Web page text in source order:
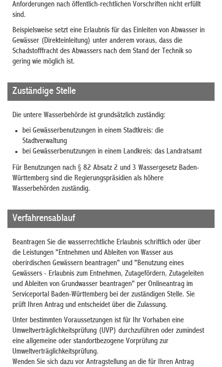
Anforderungen nach öffentlich-rechtlichen Vorschriften nicht erfüllt
sind.
Beispielsweise setzt eine Erlaubnis für das Einleiten von Abwasser in
Gewässer (Direkteinleitung) unter anderem voraus, dass die
Schadstofffracht des Abwassers nach dem Stand der Technik so
gering wie möglich ist.
Zuständige Stelle
Die untere Wasserbehörde ist grundsätzlich zuständig:
bei Gewässerbenutzungen in einem Stadtkreis: die
Stadtverwaltung
bei Gewässerbenutzungen in einem Landkreis: das Landratsamt
Für Benutzungen nach § 82 Absatz 2 und 3 Wassergesetz Baden-
Württemberg sind die Regierungspräsidien als höhere
Wasserbehörden zuständig.
Verfahrensablauf
Beantragen Sie die wasserrechtliche Erlaubnis schriftlich oder über
die Leistungen "Entnehmen und Ableiten von Wasser aus
oberirdischen Gewässern beantragen" und "Benutzung eines
Gewässers - Erlaubnis zum Entnehmen, Zutagefördern, Zutageleiten
und Ableiten von Grundwasser beantragen" per Onlineantrag im
Serviceportal Baden-Württemberg bei der zuständigen Stelle. Sie
prüft Ihren Antrag und entscheidet über die Zulassung.
Unter bestimmten Voraussetzungen ist für Ihr Vorhaben eine
Umweltverträglichkeitsprüfung (UVP) durchzuführen oder zumindest
eine allgemeine oder standortbezogene Vorprüfung zur
Umweltverträglichkeitsprüfung.
Wenden Sie sich dazu vor Antragstellung an die für Ihren Antrag